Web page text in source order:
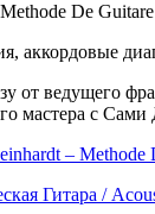
аккордовые
от ведущего
мастера с
– Methode
Гитара /